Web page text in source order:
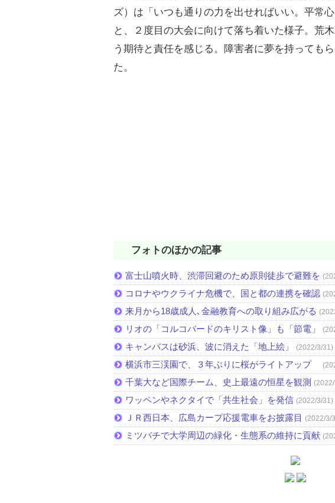
ズ）は「いつも通りの力を出せればいい。平常
と、２度目の大会に向けて落ち着いた様子。荒
う期待と責任を感じる。障害者に夢を持っても
た。
フォトのほかの記事
富士山噴火時、渋滞回避のため原則徒歩で避難を
コロナやウクライナ危機で、国と都の連携を確認
来月から18歳成人､金融教育への取り組み広がる
リオの「コルコバードのキリスト像」も「節電」
キャンバスは砂浜、波に消えた「地上絵」 (2022/3/31)
横浜市三渓園で、３年ぶりに桜がライトアップ
千葉大など国際チーム、史上最遠の恒星を観測
ワッペンやネクタイで「共生社会」を発信 (2022/3/31)
ＪＲ西日本、広島カープ応援電車をお披露目 (2022/3/
ミツバチで大学周辺の緑化・生態系の維持に貢献